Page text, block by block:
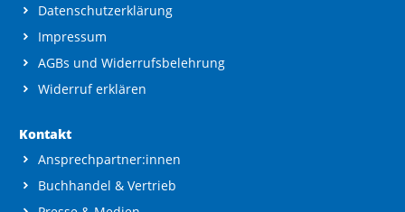
Datenschutzerklärung
Impressum
AGBs und Widerrufsbelehrung
Widerruf erklären
Kontakt
Ansprechpartner:innen
Buchhandel & Vertrieb